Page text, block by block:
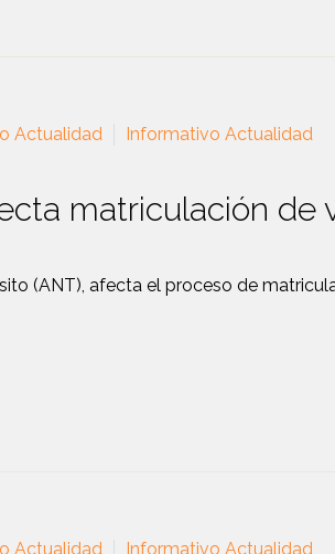
Actualidad Informativo Actualidad
matriculación de
(ANT), afecta el proceso de
Actualidad Informativo Actualidad